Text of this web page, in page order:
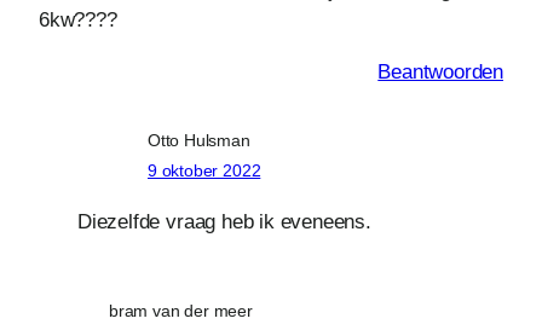
6kw????
Beantwoorden
Otto Hulsman
9 oktober 2022
Diezelfde vraag heb ik eveneens.
bram van der meer